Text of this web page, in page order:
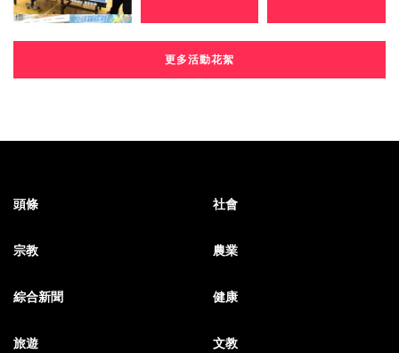
更多活動花絮
頭條 社會
宗教 農業
綜合新聞 健康
旅遊 文教